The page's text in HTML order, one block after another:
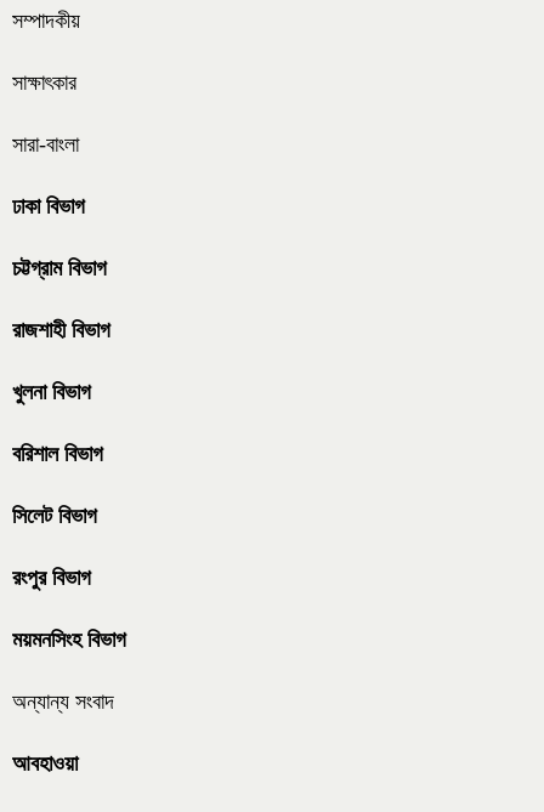
সম্পাদকীয়
সাক্ষাৎকার
সারা-বাংলা
ঢাকা বিভাগ
চট্টগ্রাম বিভাগ
রাজশাহী বিভাগ
খুলনা বিভাগ
বরিশাল বিভাগ
সিলেট বিভাগ
রংপুর বিভাগ
ময়মনসিংহ বিভাগ
অন্যান্য সংবাদ
আবহাওয়া